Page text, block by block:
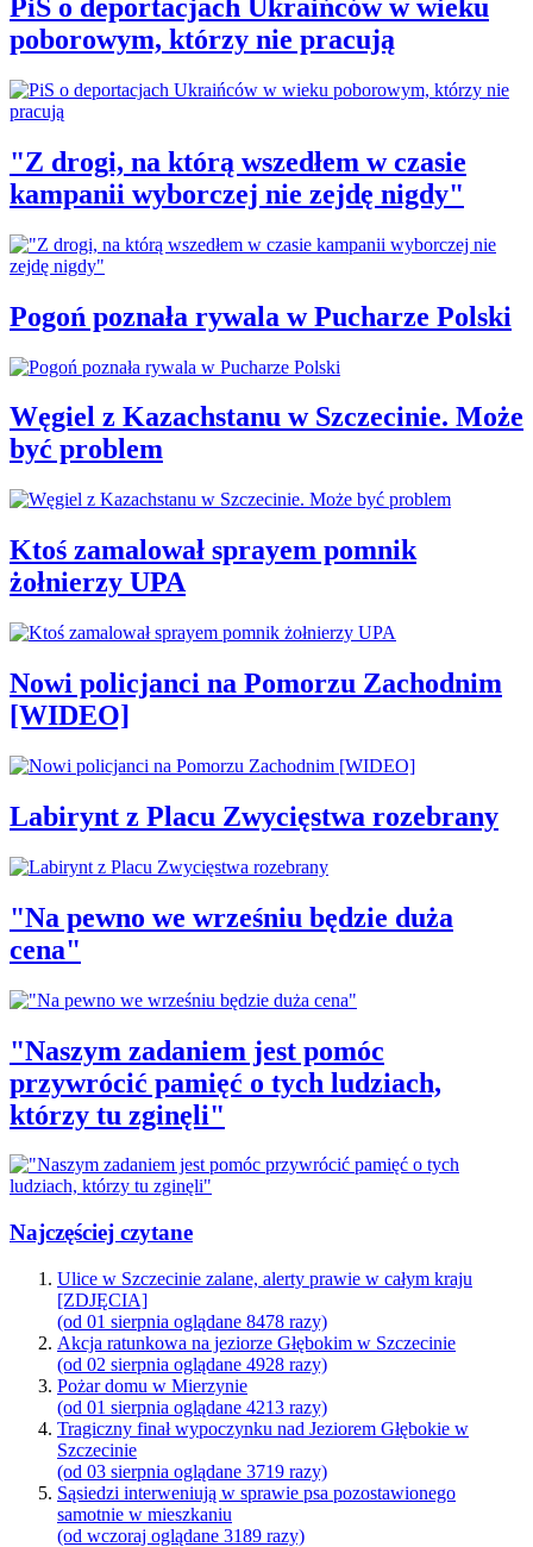
PiS o deportacjach Ukraińców w wieku
poborowym, którzy nie pracują
"Z drogi, na którą wszedłem w czasie
kampanii wyborczej nie zejdę nigdy"
Pogoń poznała rywala w Pucharze Polski
Węgiel z Kazachstanu w Szczecinie. Może
być problem
Ktoś zamalował sprayem pomnik
żołnierzy UPA
Nowi policjanci na Pomorzu Zachodnim
[WIDEO]
Labirynt z Placu Zwycięstwa rozebrany
"Na pewno we wrześniu będzie duża
cena"
"Naszym zadaniem jest pomóc
przywrócić pamięć o tych ludziach,
którzy tu zginęli"
Najczęściej czytane
Ulice w Szczecinie zalane, alerty prawie w całym kraju
[ZDJĘCIA]
(od 01 sierpnia oglądane 8478 razy)
Akcja ratunkowa na jeziorze Głębokim w Szczecinie
(od 02 sierpnia oglądane 4928 razy)
Pożar domu w Mierzynie
(od 01 sierpnia oglądane 4213 razy)
Tragiczny finał wypoczynku nad Jeziorem Głębokie w
Szczecinie
(od 03 sierpnia oglądane 3719 razy)
Sąsiedzi interweniują w sprawie psa pozostawionego
samotnie w mieszkaniu
(od wczoraj oglądane 3189 razy)